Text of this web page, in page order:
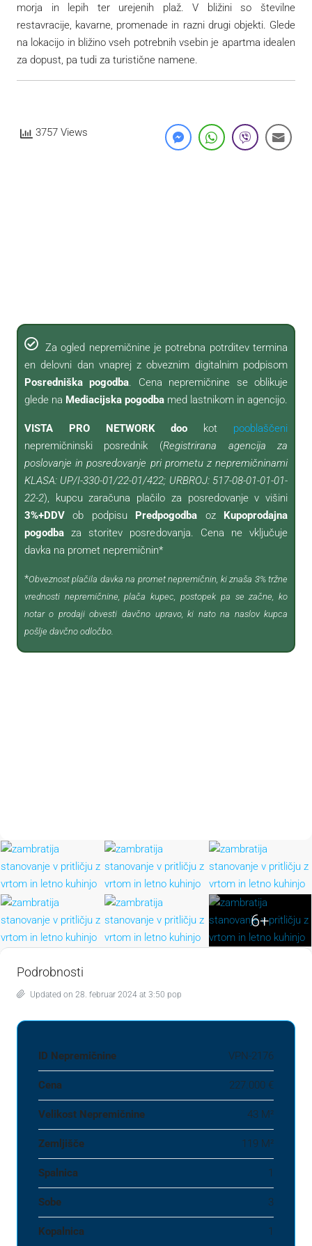
morja in lepih ter urejenih plaž. V bližini so številne
restavracije, kavarne, promenade in razni drugi objekti. Glede
na lokacijo in bližino vseh potrebnih vsebin je apartma idealen
za dopust, pa tudi za turistične namene.
3757 Views
Za ogled nepremičnine je potrebna potrditev termina
en delovni dan vnaprej z obveznim digitalnim podpisom
Posredniška pogodba. Cena nepremičnine se oblikuje
glede na Mediacijska pogodbamed lastnikom in agencijo.
VISTA PRO NETWORK doo kot pooblaščeni
nepremičninski posrednik (Registrirana agencija za
poslovanje in posredovanje pri prometu z nepremičninami
KLASA: UP/I-330-01/22-01/422; URBROJ: 517-08-01-01-01-
22-2), kupcu zaračuna plačilo za posredovanje v višini
3%+DDVob podpisu Predpogodba oz Kupoprodajna
pogodbaza storitev posredovanja. Cena ne vključuje
davka na promet nepremičnin*
*Obveznost plačila davka na promet nepremičnin, ki znaša 3% tržne
vrednosti nepremičnine, plača kupec, postopek pa se začne, ko
notar o prodaji obvesti davčno upravo, ki nato na naslov kupca
pošlje davčno odločbo.
6+
Podrobnosti
Updated on 28. februar 2024 at 3:50 pop
ID Nepremičnine VPN-2176
Cena 227.000 €
Velikost Nepremičnine 43 M²
Zemljišče 119 M²
Spalnica 1
Sobe 3
Kopalnica 1